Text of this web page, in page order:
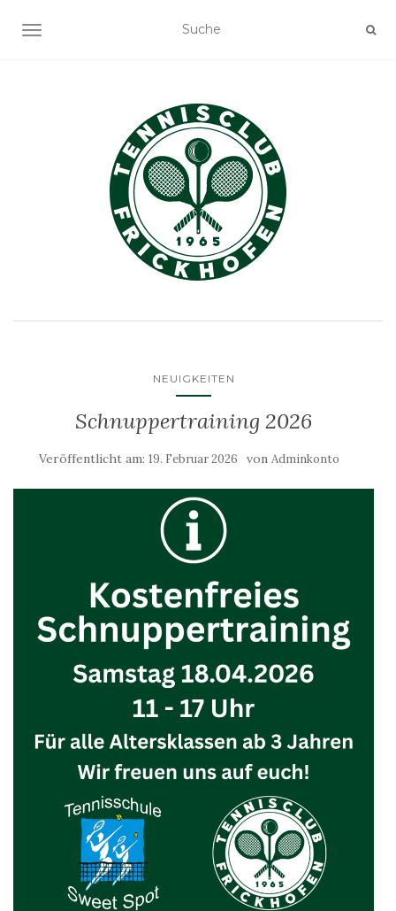
NAVIGATION EIN-/AUSSCHALTEN
NEUIGKEITEN
Schnuppertraining 2026
Veröffentlicht am: 19. Februar 2026 von Adminkonto